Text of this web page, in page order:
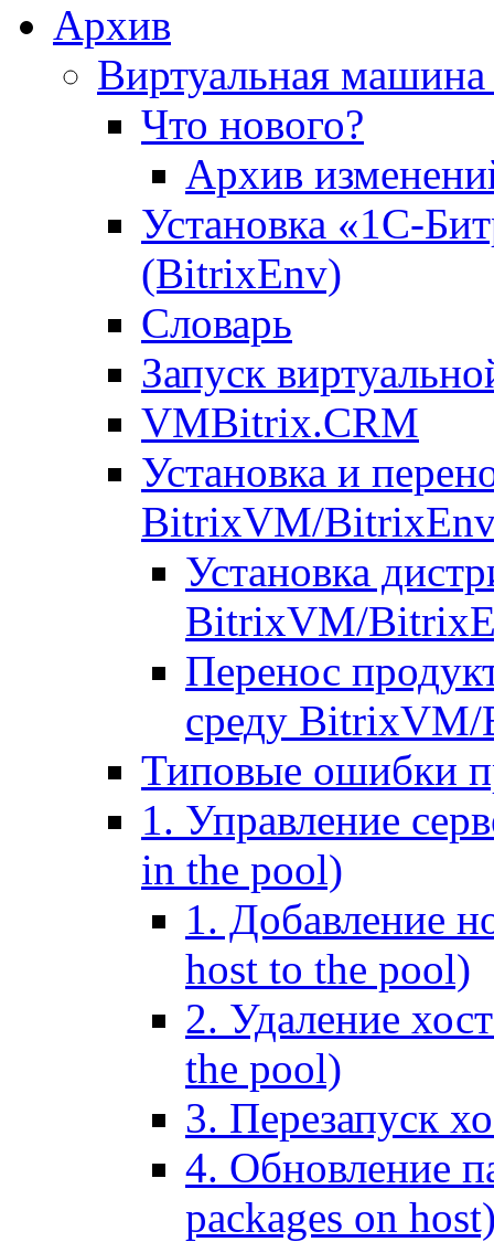
Архив
Виртуальная
Что нового?
Архив
Установка «1С-
(BitrixEnv)
Словарь
Запуск
VMBitrix.CRM
Установка и
BitrixVM/
Установка
BitrixVM/
Перенос
среду
Типовые ошибки
1. Управление
in the pool)
1. Добавление
host to the pool)
2. Удаление
the pool)
3. Перезапуск
4. Обновление
packages on